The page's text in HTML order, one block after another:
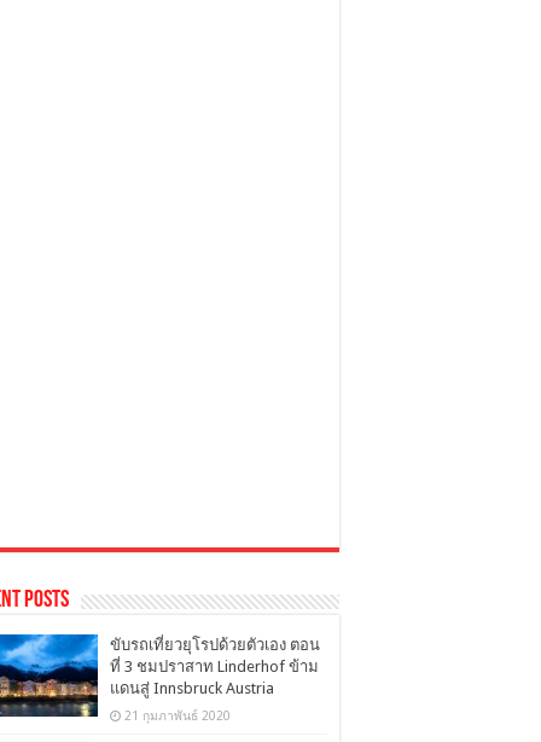
Posts
ขับรถเที่ยวยุโรปด้วยตัวเอง ตอน
ที่ 3 ชมปราสาท Linderhof ข้าม
แดนสู่ Innsbruck Austria
21 กุมภาพันธ์ 2020